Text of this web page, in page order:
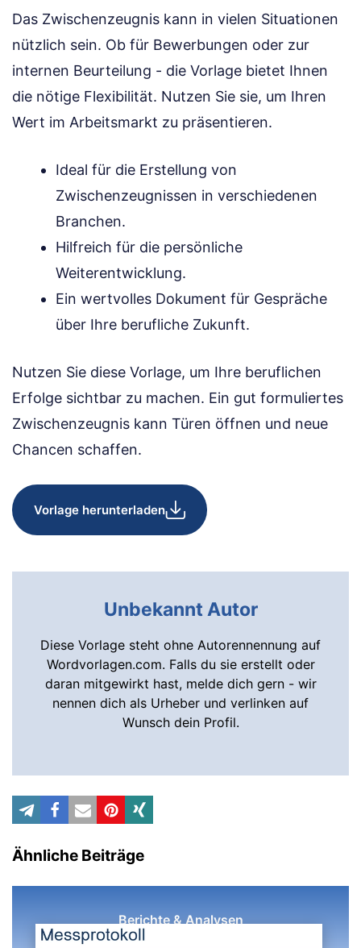
Das Zwischenzeugnis kann in vielen Situationen
nützlich sein. Ob für Bewerbungen oder zur
internen Beurteilung - die Vorlage bietet Ihnen
die nötige Flexibilität. Nutzen Sie sie, um Ihren
Wert im Arbeitsmarkt zu präsentieren.
Ideal für die Erstellung von
Zwischenzeugnissen in verschiedenen
Branchen.
Hilfreich für die persönliche
Weiterentwicklung.
Ein wertvolles Dokument für Gespräche
über Ihre berufliche Zukunft.
Nutzen Sie diese Vorlage, um Ihre beruflichen
Erfolge sichtbar zu machen. Ein gut formuliertes
Zwischenzeugnis kann Türen öffnen und neue
Chancen schaffen.
Vorlage herunterladen
Unbekannt Autor
Diese Vorlage steht ohne Autorennennung auf
Wordvorlagen.com. Falls du sie erstellt oder
daran mitgewirkt hast, melde dich gern - wir
nennen dich als Urheber und verlinken auf
Wunsch dein Profil.
Ähnliche Beiträge
Berichte & Analysen